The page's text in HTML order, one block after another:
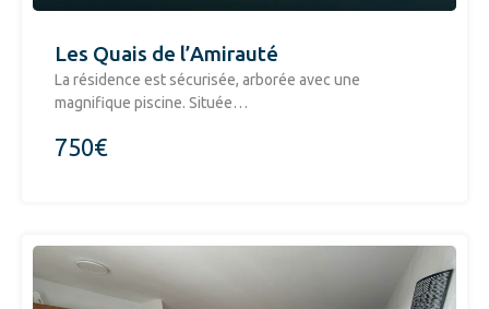
Les Quais de l’Amirauté
La résidence est sécurisée, arborée avec une
magnifique piscine. Située…
750€